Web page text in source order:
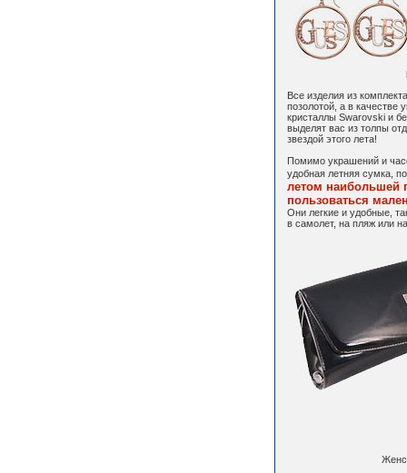
Все изделия из
позолотой, а в качестве
кристаллы Swarovski и
выделят вас из толпы
звездой этого лета!
Помимо украшений и
удобная летняя сумка,
летом наибольшей
пользоваться
Они легкие и удобные,
в самолет, на пляж или